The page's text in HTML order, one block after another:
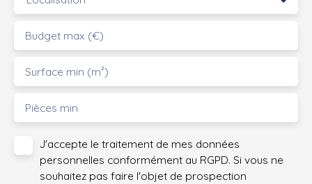
Budget max (€)
Surface min (m²)
Pièces min
J'accepte le traitement de mes données
personnelles conformément au RGPD. Si vous ne
souhaitez pas faire l'objet de prospection